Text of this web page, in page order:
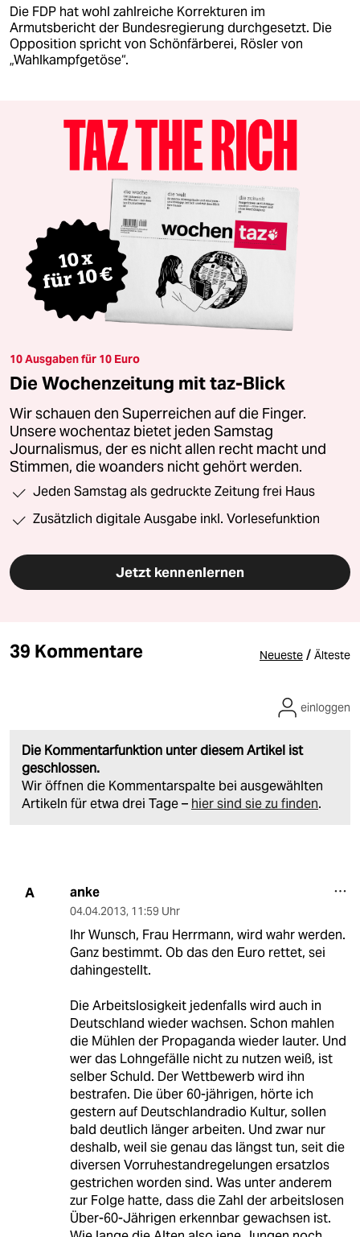
Die FDP hat wohl zahlreiche Korrekturen im
Armutsbericht der Bundesregierung durchgesetzt. Die
Opposition spricht von Schönfärberei, Rösler von
„Wahlkampfgetöse“.
10 Ausgaben für 10 Euro
Die Wochenzeitung mit taz-Blick
Wir schauen den Superreichen auf die Finger.
Unsere wochentaz bietet jeden Samstag
Journalismus, der es nicht allen recht macht und
Stimmen, die woanders nicht gehört werden.
Jeden Samstag als gedruckte Zeitung frei Haus
Zusätzlich digitale Ausgabe inkl. Vorlesefunktion
Jetzt kennenlernen
39 Kommentare Neueste / Älteste
Die Kommentarfunktion unter diesem Artikel ist
geschlossen.
Wir öffnen die Kommentarspalte bei ausgewählten
Artikeln für etwa drei Tage – hier sind sie zu finden.
einloggen
A anke
04.04.2013, 11:59 Uhr
Ihr Wunsch, Frau Herrmann, wird wahr werden.
Ganz bestimmt. Ob das den Euro rettet, sei
dahingestellt.
Die Arbeitslosigkeit jedenfalls wird auch in
Deutschland wieder wachsen. Schon mahlen
die Mühlen der Propaganda wieder lauter. Und
wer das Lohngefälle nicht zu nutzen weiß, ist
selber Schuld. Der Wettbewerb wird ihn
bestrafen. Die über 60-jährigen, hörte ich
gestern auf Deutschlandradio Kultur, sollen
bald deutlich länger arbeiten. Und zwar nur
deshalb, weil sie genau das längst tun, seit die
diversen Vorruhestandregelungen ersatzlos
gestrichen worden sind. Was unter anderem
zur Folge hatte, dass die Zahl der arbeitslosen
Über-60-Jährigen erkennbar gewachsen ist.